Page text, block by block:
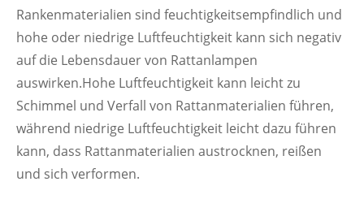
Rankenmaterialien sind feuchtigkeitsempfindlich und
hohe oder niedrige Luftfeuchtigkeit kann sich negativ
auf die Lebensdauer von Rattanlampen
auswirken.Hohe Luftfeuchtigkeit kann leicht zu
Schimmel und Verfall von Rattanmaterialien führen,
während niedrige Luftfeuchtigkeit leicht dazu führen
kann, dass Rattanmaterialien austrocknen, reißen
und sich verformen.